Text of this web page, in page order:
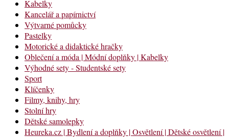
Kabelky
Kancelář a papírnictví
Výtvarné pomůcky
Pastelky
Motorické a didaktické hračky
Oblečení a móda | Módní doplňky | Kabelky
Výhodné sety - Studentské sety
Sport
Klíčenky
Filmy, knihy, hry
Stolní hry
Dětské samolepky
Heureka.cz | Bydlení a doplňky | Osvětlení | Dětské osvětlení |